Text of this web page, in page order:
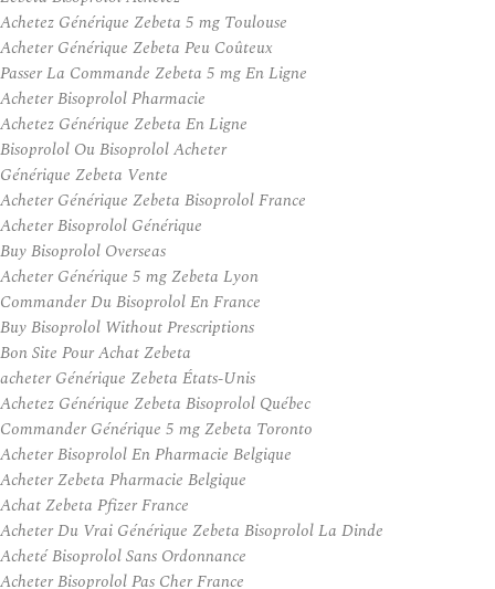
Achetez Générique Zebeta 5 mg Toulouse
Acheter Générique Zebeta Peu Coûteux
Passer La Commande Zebeta 5 mg En Ligne
Acheter Bisoprolol Pharmacie
Achetez Générique Zebeta En Ligne
Bisoprolol Ou Bisoprolol Acheter
Générique Zebeta Vente
Acheter Générique Zebeta Bisoprolol France
Acheter Bisoprolol Générique
Buy Bisoprolol Overseas
Acheter Générique 5 mg Zebeta Lyon
Commander Du Bisoprolol En France
Buy Bisoprolol Without Prescriptions
Bon Site Pour Achat Zebeta
acheter Générique Zebeta États-Unis
Achetez Générique Zebeta Bisoprolol Québec
Commander Générique 5 mg Zebeta Toronto
Acheter Bisoprolol En Pharmacie Belgique
Acheter Zebeta Pharmacie Belgique
Achat Zebeta Pfizer France
Acheter Du Vrai Générique Zebeta Bisoprolol La Dinde
Acheté Bisoprolol Sans Ordonnance
Acheter Bisoprolol Pas Cher France